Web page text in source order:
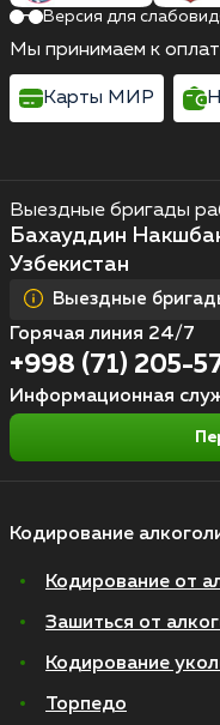
Кодирование
Кодирование от
Зашиться от
Кодирование
Торпедо
Выездные бригады
Бахауддин
Узбекистан
Выездные
Горячая линия 24/7
+998 (71) 205-
Информационная
Версия для
Мы принимаем к
Карты МИР